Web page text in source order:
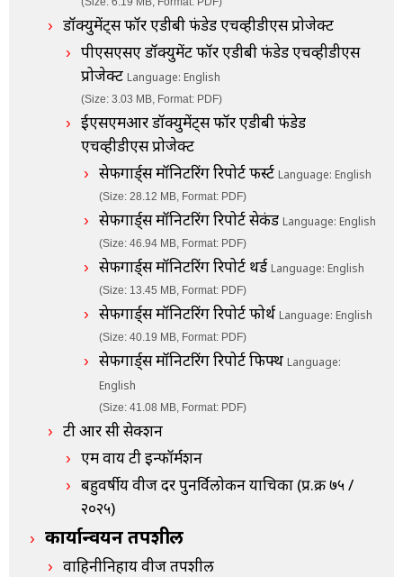
डॉक्युमेंट्स फॉर एडीबी फंडेड एचव्हीडीएस प्रोजेक्ट
पीएसएसए डॉक्युमेंट फॉर एडीबी फंडेड एचव्हीडीएस
प्रोजेक्ट Language: English
(Size: 3.03 MB, Format: PDF)
ईएसएमआर डॉक्युमेंट्स फॉर एडीबी फंडेड
एचव्हीडीएस प्रोजेक्ट
सेफगार्ड्स मॉनिटरिंग रिपोर्ट फर्स्ट Language: English
(Size: 28.12 MB, Format: PDF)
सेफगार्ड्स मॉनिटरिंग रिपोर्ट सेकंड Language: English
(Size: 46.94 MB, Format: PDF)
सेफगार्ड्स मॉनिटरिंग रिपोर्ट थर्ड Language: English
(Size: 13.45 MB, Format: PDF)
सेफगार्ड्स मॉनिटरिंग रिपोर्ट फोर्थ Language: English
(Size: 40.19 MB, Format: PDF)
सेफगार्ड्स मॉनिटरिंग रिपोर्ट फिफ्थ Language:
English
(Size: 41.08 MB, Format: PDF)
टी आर सी सेक्शन
एम वाय टी इन्फॉर्मशन
बहुवर्षीय वीज दर पुनर्विलोकन याचिका (प्र.क्र ७५ /
२०२५)
कार्यान्वयन तपशील
वाहिनीनिहाय वीज तपशील